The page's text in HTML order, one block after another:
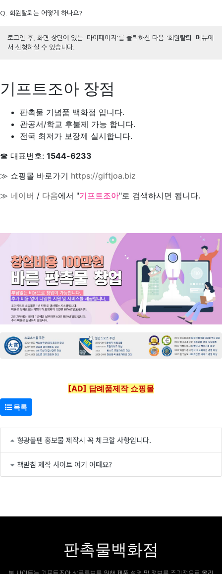
Q. 회원탈퇴는 어떻게 하나요?
로그인 후, 화면 상단에 있는 '마이페이지'를 클릭하신 다음 '회원탈퇴' 메뉴에
서 신청하실 수 있습니다.
기프트조아 장점
판촉물 기념품 백화점 입니다.
관공서/학교 후불제 가능 합니다.
전국 최저가 보장제 실시합니다.
☎ 대표번호: 1544-6233
≫ 쇼핑몰 바로가기 https://giftjoa.biz
≫ 네이버 / 다음에서 "기프트조아"로 검색하시면 됩니다.
[AD] 답례품제작 쇼핑몰
목록
형광볼펜 홍보물 제작시 꼭 체크할 사항입니다.
책받침 제작 사이트 여기 어때요?
판촉물백화점